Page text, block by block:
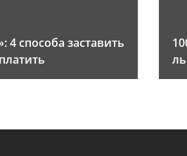
4 способа заставить